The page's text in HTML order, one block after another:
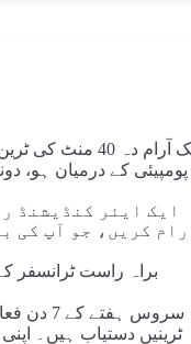
ایک آرام دہ 40
پومپیئی کے درمیان ہو،
ایک ایئر کنڈیشنڈ
کریں، جو آپ کی
براہ راست ٹرانسفر
یہ سروس
ٹرینیں دستیاب ہیں۔